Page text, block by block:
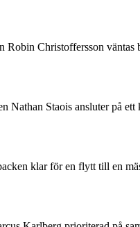
Robin Christoffersson
Nathan Staois ansluter
klar för en flytt till en